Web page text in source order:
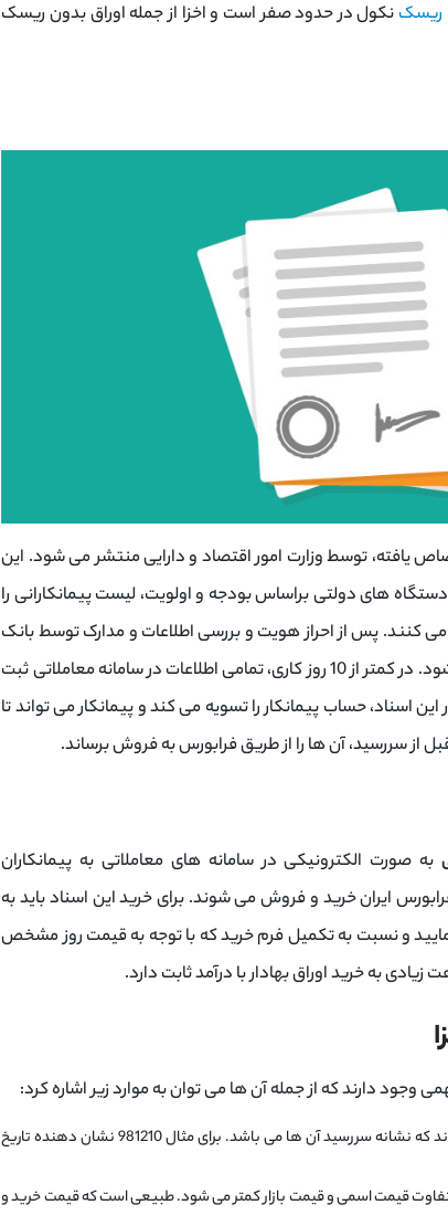
ریسک نکول در حدود صفر است و اخزا از جمله اوراق بدون ریسک
یافته، توسط وزارت امور اقتصاد و دارایی منتشر می شود. این
های دولتی براساس بودجه و اولویت، لیست پیمانکارانی را
کنند. پس از احراز هویت و بررسی اطلاعات و مدارک توسط بانک
عامل، این لیست به فرابورس ایران اعلام می شود. در کمتر از 10 روز کاری، تمامی اطلاعات در سامانه معاملاتی ثبت
اسناد، حساب پیمانکار را تسویه می کند و پیمانکار می تواند تا
از سررسید، آن ها را از طریق فرابورس به فروش برساند.
به صورت الکترونیکی در سامانه های معاملاتی به پیمانکاران
ایران خرید و فروش می شوند. برای خرید این اسناد باید به
و نسبت به تکمیل فرم خرید که با توجه به قیمت روز مشخص
به خرید اوراق بهادار با درآمد ثابت دارد.
دارند که از جمله آن ها می توان به موارد زیر اشاره کرد:
این اوراق به همراه عددی نام گذاری می شوند که نشانه سررسید آن ها می باشد. برای مثال 981210 نشان دهنده تاریخ
قیمت اسمی و قیمت بازار کمتر می شود. طبیعی است که قیمت خرید و